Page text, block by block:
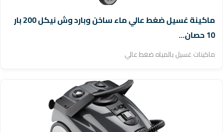
ماكينة غسيل ضغط عالي ماء ساخن وبارد وش نيكل 200 بار
10 حصان...
ماكينات غسيل بالمياه ضغط عالي